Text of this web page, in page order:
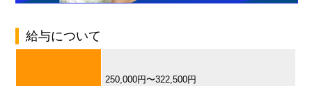
給与について
250,000円〜322,500円